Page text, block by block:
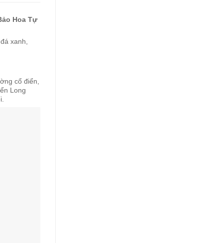
Hoa Tự
xanh,
cổ điển,
Long